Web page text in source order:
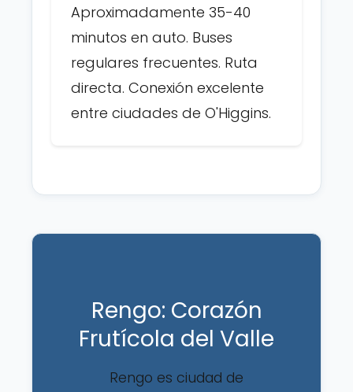
Aproximadamente 35-40
minutos en auto. Buses
regulares frecuentes. Ruta
directa. Conexión excelente
entre ciudades de O'Higgins.
Rengo: Corazón
Frutícola del Valle
Rengo es ciudad de